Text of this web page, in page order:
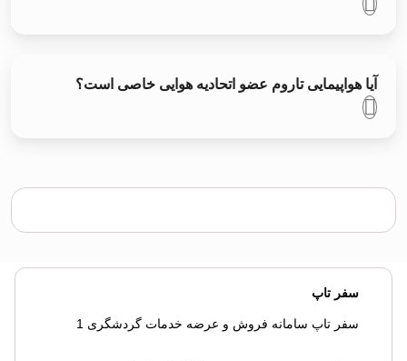
آیا هواپیمایی تاروم عضو اتحادیه هوایی خاصی است؟
سفر تاپ
سفر تاپ سامانه فروش و عرضه خدمات گردشگری 1